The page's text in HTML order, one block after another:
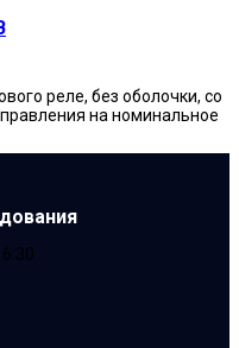
реле, без оболочки, со
на номинальное